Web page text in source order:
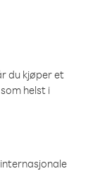
du kjøper et
helst i